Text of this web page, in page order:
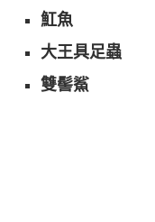
魟魚
大王具足蟲
雙髻鯊